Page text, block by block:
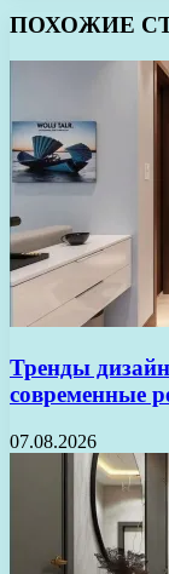
ПОХОЖИЕ
Тренды
современные
07.08.2026